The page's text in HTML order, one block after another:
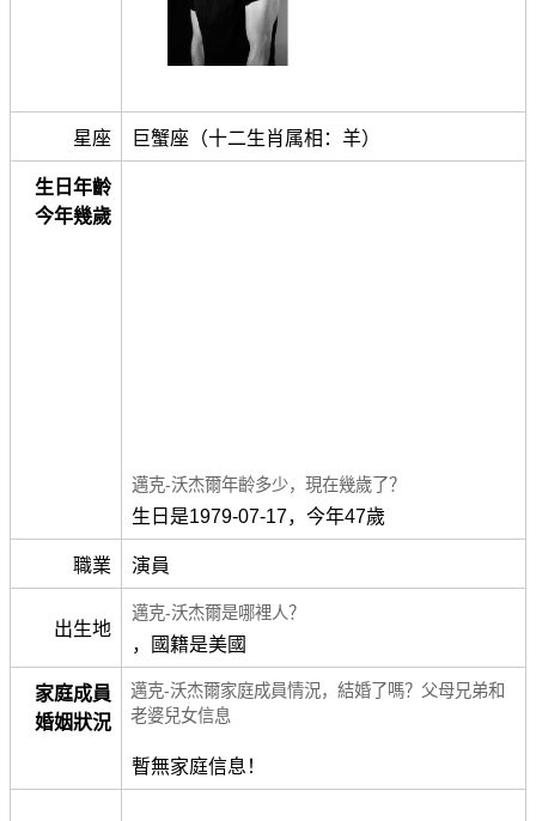
星座 巨蟹座（十二生肖属相：羊）
生日年齡
今年幾歲
邁克-沃杰爾年齡多少，現在幾歲了？
生日是1979-07-17，今年47歲
職業 演員
出生地
邁克-沃杰爾是哪裡人？
，國籍是美國
家庭成員
婚姻狀況
邁克-沃杰爾家庭成員情況，結婚了嗎？父母兄弟和
老婆兒女信息
暫無家庭信息！